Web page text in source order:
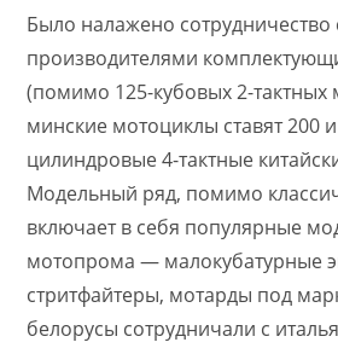
Было налажено сотрудничество
производителями
(помимо 125-кубовых 2-тактных
минские мотоциклы ставят 200
цилиндровые 4-тактные
Модельный ряд, помимо
включает в себя популярные
мотопрома — малокубатурные
стритфайтеры, мотарды под
белорусы сотрудничали с